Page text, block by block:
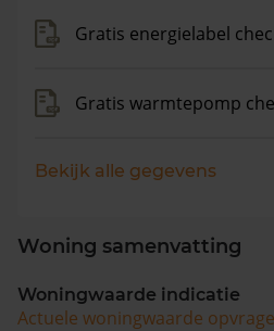
Gratis energielabel
Gratis warmtepomp
Bekijk alle gegevens
Woning samenvatting
Woningwaarde indicatie
Actuele woningwaarde